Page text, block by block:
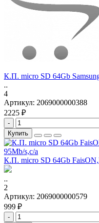
К.П. micro SD 64Gb
..
4
Артикул: 2069000000388
2225 ₽
-
Купить
К.П. micro SD 64Gb
..
2
Артикул: 2069000000579
999 ₽
-